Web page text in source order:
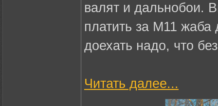
валят и дальнобои.
платить за М11
доехать надо, что
Читать далее...